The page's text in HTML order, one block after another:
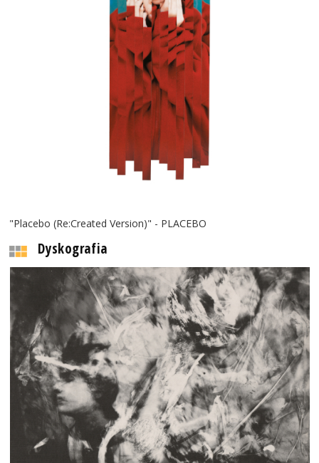
"Placebo (Re:Created Version)" - PLACEBO
Dyskografia